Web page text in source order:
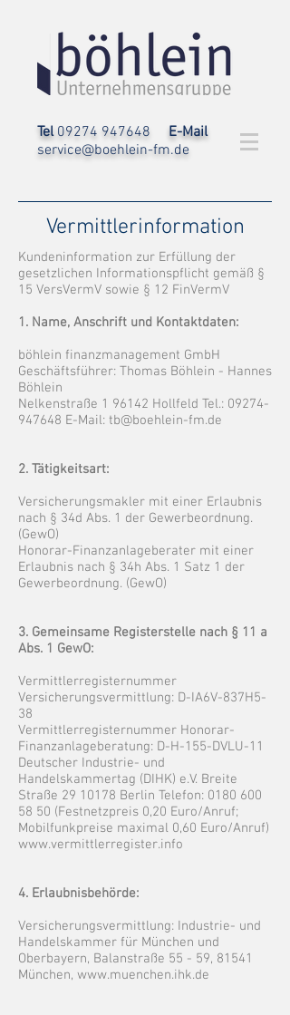
Tel 09274 947648
E-Mail
service@boehlein-fm.de
Vermittlerinformation
Kundeninformation zur Erfüllung der
gesetzlichen Informationspflicht gemäß §
15 VersVermV sowie § 12 FinVermV
1. Name, Anschrift und Kontaktdaten:
böhlein finanzmanagement GmbH
Geschäftsführer: Thomas Böhlein - Hannes
Böhlein
Nelkenstraße 1 96142 Hollfeld Tel.: 09274-
947648 E-Mail: tb@boehlein-fm.de
2. Tätigkeitsart:
Versicherungsmakler mit einer Erlaubnis
nach § 34d Abs. 1 der Gewerbeordnung.
(GewO)
Honorar-Finanzanlageberater mit einer
Erlaubnis nach § 34h Abs. 1 Satz 1 der
Gewerbeordnung. (GewO)
3. Gemeinsame Registerstelle nach § 11 a
Abs. 1 GewO:
Vermittlerregisternummer
Versicherungsvermittlung: D-IA6V-837H5-
38
Vermittlerregisternummer Honorar-
Finanzanlageberatung: D-H-155-DVLU-11
Deutscher Industrie- und
Handelskammertag (DIHK) e.V. Breite
Straße 29 10178 Berlin Telefon: 0180 600
58 50 (Festnetzpreis 0,20 Euro/Anruf;
Mobilfunkpreise maximal 0,60 Euro/Anruf)
www.vermittlerregister.info
4. Erlaubnisbehörde:
Versicherungsvermittlung: Industrie- und
Handelskammer für München und
Oberbayern, Balanstraße 55 - 59, 81541
München, www.muenchen.ihk.de